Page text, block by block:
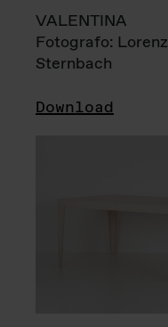
VALENTINA
Fotografo: Lorenz
Sternbach
Download